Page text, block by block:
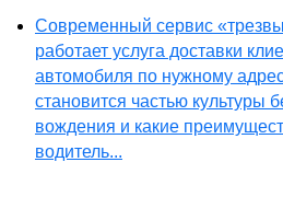
Современный сервис
работает услуга доставки
автомобиля по нужному
становится частью культуры
вождения и какие
водитель...